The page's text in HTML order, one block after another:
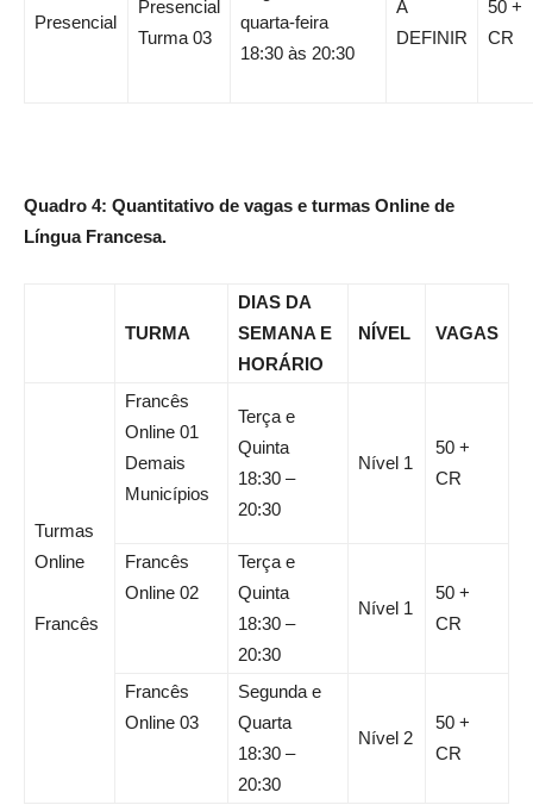
Presencial
Presencial
Turma 03
quarta-feira
18:30 às 20:30
A
DEFINIR
50 +
CR
Quadro 4: Quantitativo de vagas e turmas Online de
Língua Francesa.
TURMA
DIAS DA
SEMANA E
HORÁRIO
NÍVEL VAGAS
Turmas
Online
Francês
Francês
Online 01
Demais
Municípios
Terça e
Quinta
18:30 –
20:30
Nível 1
50 +
CR
Francês
Online 02
Terça e
Quinta
18:30 –
20:30
Nível 1
50 +
CR
Francês
Online 03
Segunda e
Quarta
18:30 –
20:30
Nível 2
50 +
CR